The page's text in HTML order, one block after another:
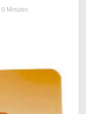
0 Minutes